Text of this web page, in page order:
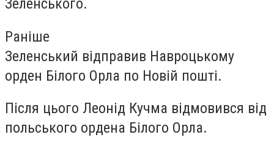
Зеленського.
Раніше
Зеленський відправив Навроцькому
орден Білого Орла по Новій пошті.
Після цього Леонід Кучма відмовився від
польського ордена Білого Орла.